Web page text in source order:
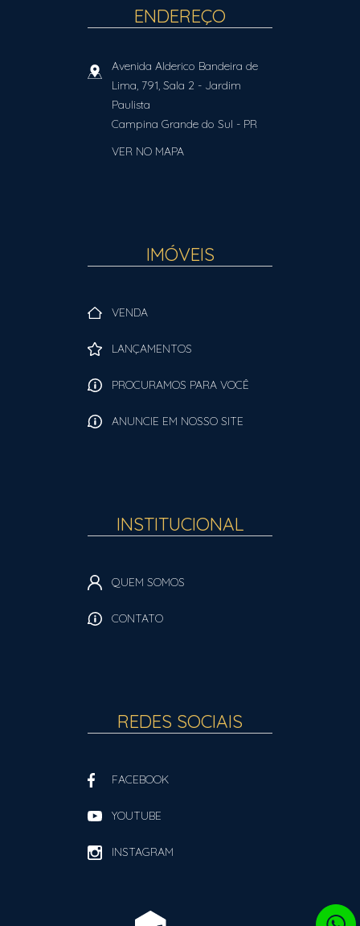
ENDEREÇO
Avenida Alderico Bandeira de
Lima, 791, Sala 2 - Jardim
Paulista
Campina Grande do Sul - PR
VER NO MAPA
IMÓVEIS
VENDA
LANÇAMENTOS
PROCURAMOS PARA VOCÊ
ANUNCIE EM NOSSO SITE
INSTITUCIONAL
QUEM SOMOS
CONTATO
REDES SOCIAIS
FACEBOOK
YOUTUBE
INSTAGRAM